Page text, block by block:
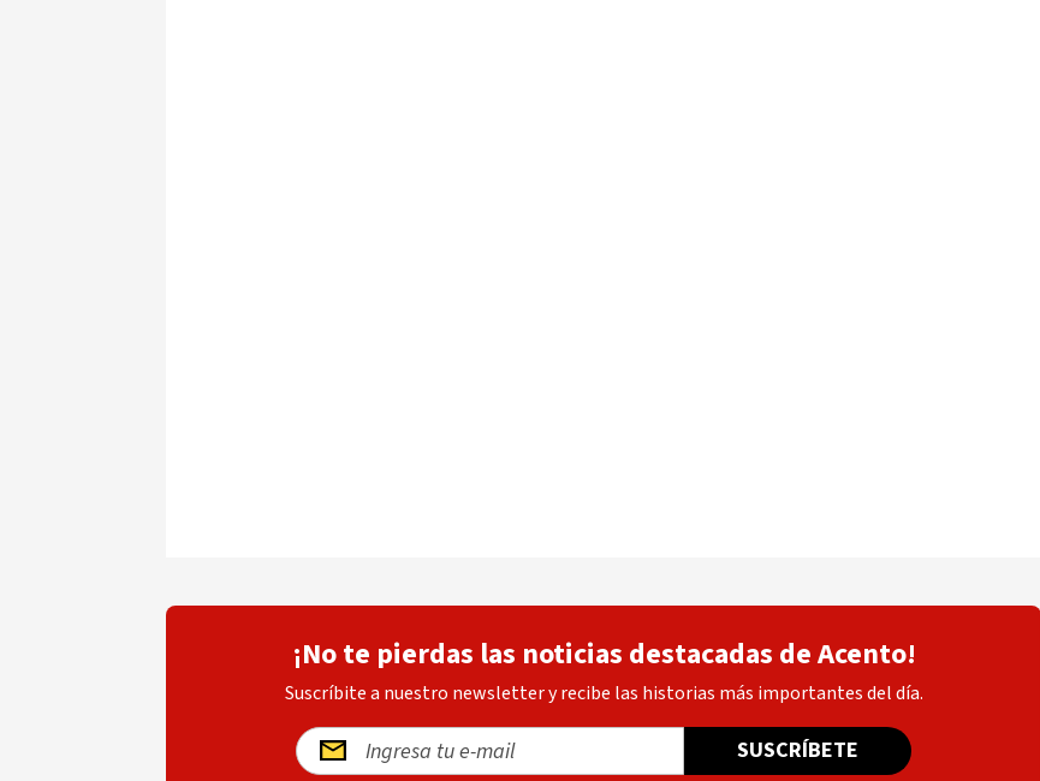
¡No te pierdas las noticias destacadas de Acento!
Suscríbite a nuestro newsletter y recibe las historias más importantes del día.
SUSCRÍBETE